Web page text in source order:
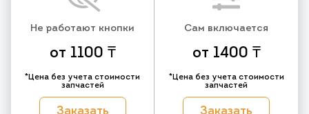
Не работают кнопки
от 1100 ₸
*Цена без учета стоимости
запчастей
Заказать
Сам включается
от 1400 ₸
*Цена без учета стоимости
запчастей
Заказать